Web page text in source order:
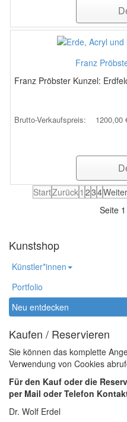
Franz
Franz Pröbster Kunzel:
Brutto-Verkaufspreis: 1200,00
StartZurück 1 234Weiter
Seite
Kunstshop
Künstler*innen
Portfolio
Neu entdecken
Kaufen / Reservieren
Sie können das komplette
Verwendung von Cookies
Für den Kauf oder die
per Mail oder Telefon
Dr. Wolf Erdel